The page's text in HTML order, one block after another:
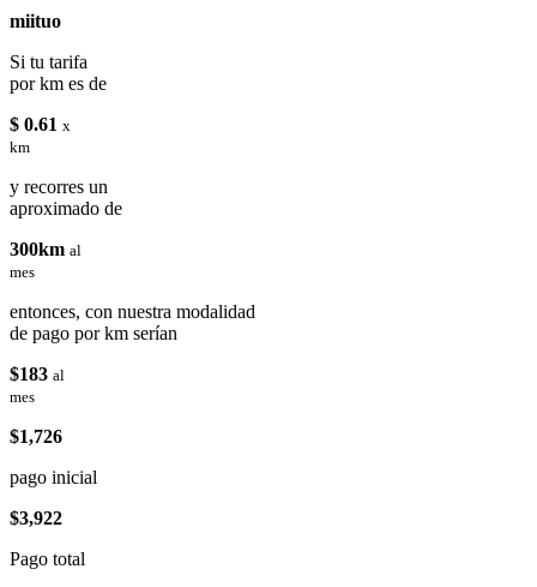
miituo
Si tu tarifa
por km es de
$ 0.61 x
km
y recorres un
aproximado de
300km al
mes
entonces, con nuestra modalidad
de pago por km serían
$183 al
mes
$1,726
pago inicial
$3,922
Pago total